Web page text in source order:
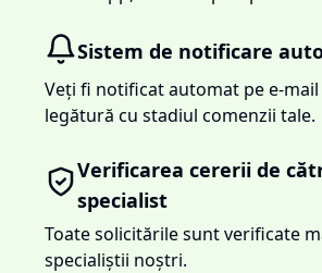
Sistem de notificare
Veți fi notificat automat pe e-mail
legătură cu stadiul comenzii tale.
Verificarea cererii de
specialist
Toate solicitările sunt verificate
specialiștii noștri.